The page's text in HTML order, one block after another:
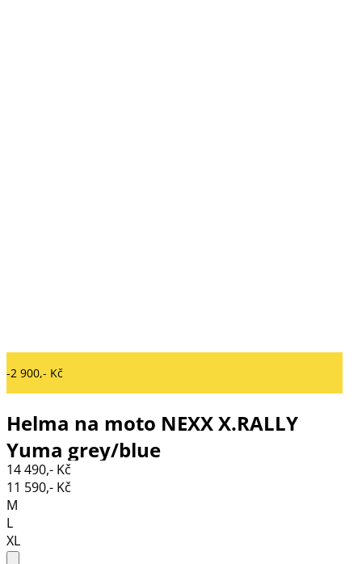
-2 900,- Kč
Helma na moto NEXX X.RALLY
Yuma grey/blue
14 490,- Kč
11 590,- Kč
M
L
XL